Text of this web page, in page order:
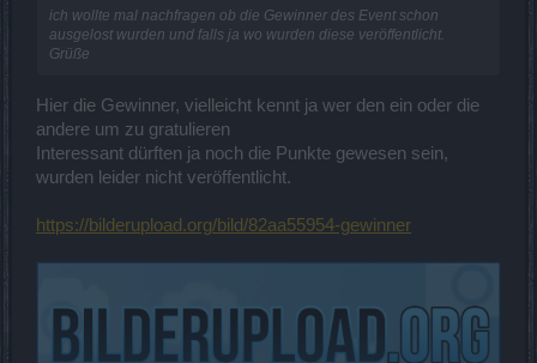
ich wollte mal nachfragen ob die Gewinner des Event schon
ausgelost wurden und falls ja wo wurden diese veröffentlicht.
Grüße
Hier die Gewinner, vielleicht kennt ja wer den ein oder die
andere um zu gratulieren
Interessant dürften ja noch die Punkte gewesen sein,
wurden leider nicht veröffentlicht.
https://bilderupload.org/bild/82aa55954-gewinner